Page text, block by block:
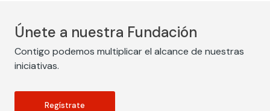
Únete a nuestra Fundación
Contigo podemos multiplicar el alcance de nuestras
iniciativas.
Regístrate